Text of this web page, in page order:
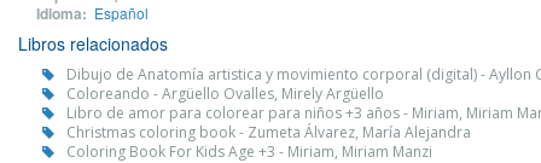
Idioma: Español
Libros relacionados
Dibujo de Anatomía artistica y movimiento corporal (digital) - Ayllon
Coloreando - Argüello Ovalles, Mirely Argüello
Libro de amor para colorear para niños +3 años - Miriam, Miriam
Christmas coloring book - Zumeta Álvarez, María Alejandra
Coloring Book For Kids Age +3 - Miriam, Miriam Manzi